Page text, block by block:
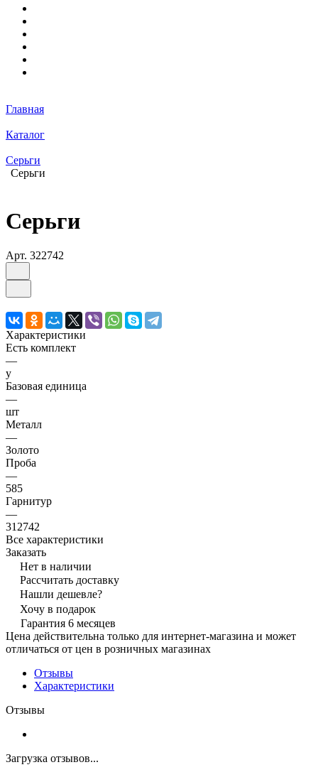
Главная
Каталог
Серьги
Серьги
Серьги
Арт. 322742
Характеристики
Есть комплект
—
y
Базовая единица
—
шт
Металл
—
Золото
Проба
—
585
Гарнитур
—
312742
Все характеристики
Заказать
Нет в наличии
Рассчитать доставку
Нашли дешевле?
Хочу в подарок
Гарантия 6 месяцев
Цена действительна только для интернет-магазина и может
отличаться от цен в розничных магазинах
Отзывы
Характеристики
Отзывы
Загрузка отзывов...